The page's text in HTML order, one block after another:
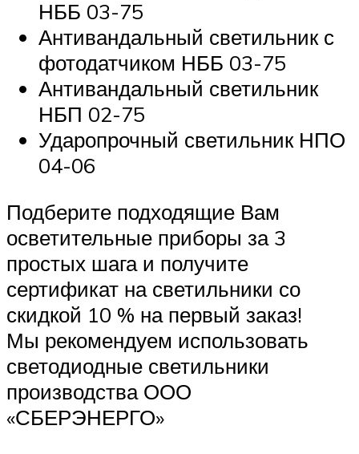
НББ 03-75
Антивандальный светильник с
фотодатчиком НББ 03-75
Антивандальный светильник
НБП 02-75
Ударопрочный светильник НПО
04-06
Подберите подходящие Вам
осветительные приборы за 3
простых шага и получите
сертификат на светильники со
скидкой 10 % на первый заказ!
Мы рекомендуем использовать
светодиодные светильники
производства ООО
«СБЕРЭНЕРГО»